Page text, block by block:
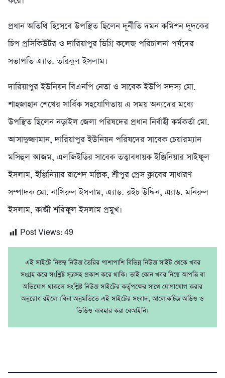
প্রধান অতিথি হিসেবে উপস্থিত ছিলেন দূর্নীতি দমন কমিশন দূদকের
চিপ প্রসিকিউটর ও দারিয়াপুর ডিগ্রি কলেজ পরিচালনা পর্ষদের
সভাপতি এ্যাড. তরিকুল ইসলাম।
দারিয়াপুর ইউনিয়ন বিএনপি নেতা ও সাবেক ইউপি সদস্য মো.
শাহজাহান শেখের সার্বিক সহযোগিতায় এ সময় অন্যদের মধ্যে
উপস্থিত ছিলেন নড়াইল জেলা পরিষদের প্রধান নির্বাহী কর্মকর্তা মো.
আসাদুজ্জামান, দারিয়াপুর ইউনিয়ন পরিষদের সাবেক চেয়ারম্যান
মসিহুল আজম, এলজিইডির সাবেক তত্বাবধায়ক ইঞ্জিনিয়ার সাইফুল
ইসলাম, ইঞ্জিনিয়ার রাশেদ মল্লিক, শ্রীপুর প্রেস ক্লাবের সাধারণ
সম্পাদক মো. নাসিরুল ইসলাম, এ্যাড. রইচ উদ্দিন, এ্যাড. মনিরুল
ইসলাম, কাজী শরিফুল ইসলাম প্রমুখ।
Post Views: 49
এই সাইটে নিজম্ব নিউজ তৈরির পাশাপাশি বিভিন্ন নিউজ সাইট থেকে খবর
সংগ্রহ করে সংশ্লিষ্ট সূত্রসহ প্রকাশ করে থাকি। তাই কোন খবর নিয়ে আপত্তি বা
অভিযোগ থাকলে সংশ্লিষ্ট নিউজ সাইটের কর্তৃপক্ষের সাথে যোগাযোগ করার
অনুরোধ রইলো।বিনা অনুমতিতে এই সাইটের সংবাদ, আলোকচিত্র অডিও ও
ভিডিও ব্যবহার করা বেআইনি।